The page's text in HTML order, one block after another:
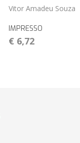
Vitor Amadeu Souza
IMPRESSO
€ 6,72